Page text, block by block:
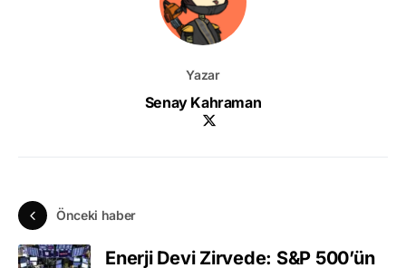
Yazar
Senay Kahraman
Önceki haber
Enerji Devi Zirvede: S&P 500’ün